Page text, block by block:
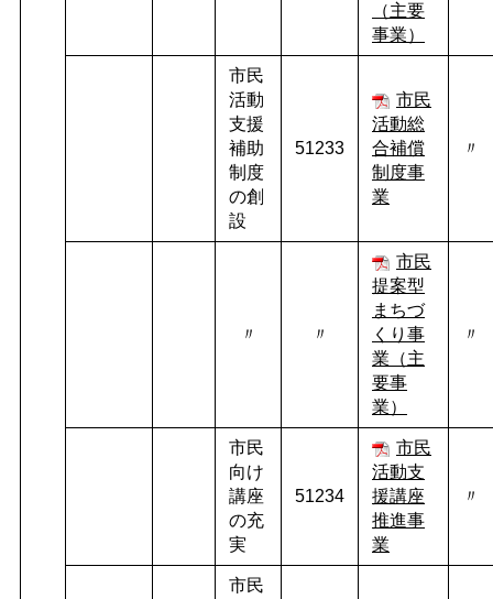
（主要
事業）
市民
活動
支援
補助
制度
の創
設
51233
市民
活動総
合補償
制度事
業
〃
〃 〃
市民
提案型
まちづ
くり事
業（主
要事
業）
〃
市民
向け
講座
の充
実
51234
市民
活動支
援講座
推進事
業
〃
市民